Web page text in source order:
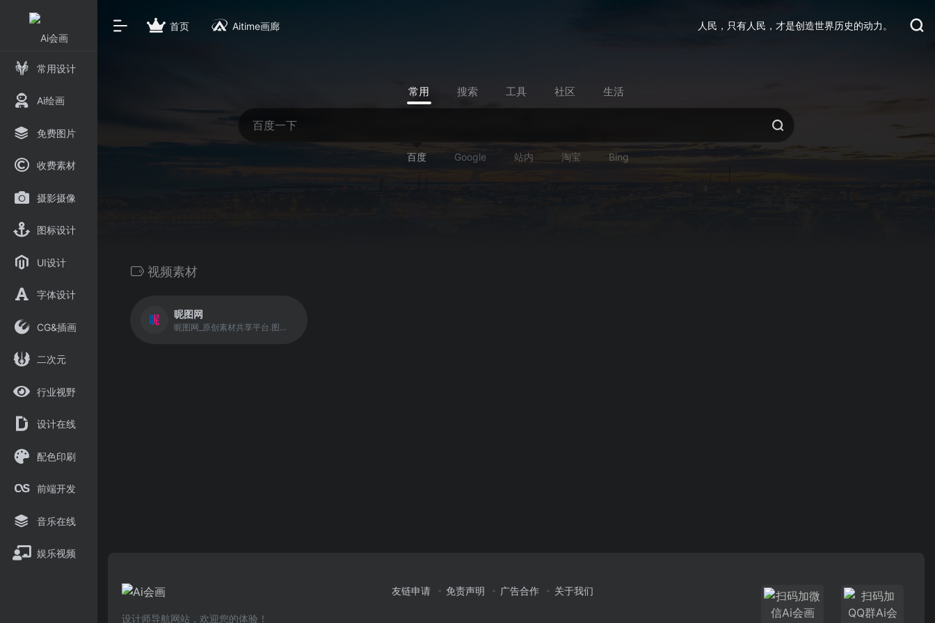
常用设计
Ai绘画
免费图片
收费素材
摄影摄像
图标设计
UI设计
字体设计
CG&插画
二次元
行业视野
设计在线
配色印刷
前端开发
音乐在线
娱乐视频
首页 Aitime画廊 人民，只有人民，才是创造世界历史的动力。
常用 搜索 工具 社区 生活
百度 Google 站内 淘宝 Bing
视频素材
昵图网
昵图网_原创素材共享平台.图片素材图库提供海量原创素材,图片下载,摄影作品,设计素材,视频素材,ppt模板,PSD源文件,矢量图,AI,CDR,EPS等高清图片下载.
设计师导航网站，欢迎您的体验！
友链申请 免责声明 广告合作 关于我们